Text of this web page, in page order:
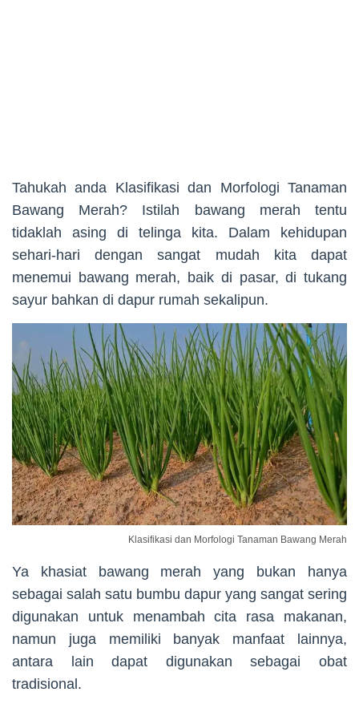
Tahukah anda Klasifikasi dan Morfologi Tanaman
Bawang Merah? Istilah bawang merah tentu
tidaklah asing di telinga kita. Dalam kehidupan
sehari-hari dengan sangat mudah kita dapat
menemui bawang merah, baik di pasar, di tukang
sayur bahkan di dapur rumah sekalipun.
Klasifikasi dan Morfologi Tanaman Bawang Merah
Ya khasiat bawang merah yang bukan hanya
sebagai salah satu bumbu dapur yang sangat sering
digunakan untuk menambah cita rasa makanan,
namun juga memiliki banyak manfaat lainnya,
antara lain dapat digunakan sebagai obat
tradisional.